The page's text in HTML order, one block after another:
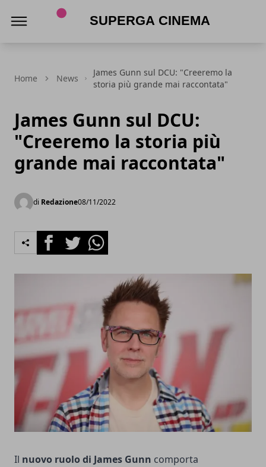
Home News
James Gunn sul DCU: "Creeremo la
storia più grande mai raccontata"
James Gunn sul DCU:
"Creeremo la storia più
grande mai raccontata"
di Redazione08/11/2022
FacebookTwitterWhatsapp
Il nuovo ruolo di James Gunn comporta